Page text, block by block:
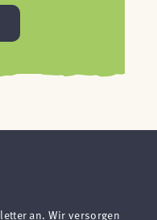
an. Wir versorgen